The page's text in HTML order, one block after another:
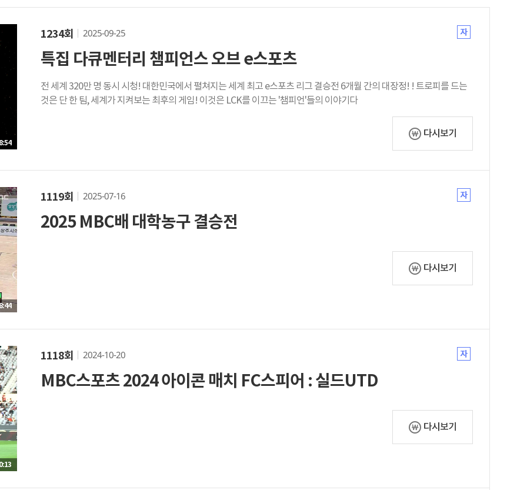
1234회 2025-09-25
특집 다큐멘터리 챔피언스 오브 e스포츠
전 세계 320만 명 동시 시청! 대한민국에서 펼쳐지는 세계 최고 e스포츠 리그 결승전 6개월 간의 대장정! ! 트로피를 드는
것은 단 한 팀, 세계가 지켜보는 최후의 게임! 이것은 LCK를 이끄는 '챔피언'들의 이야기다
다시보기
1119회 2025-07-16
2025 MBC배 대학농구 결승전
다시보기
1118회 2024-10-20
MBC스포츠 2024 아이콘 매치 FC스피어 : 실드UTD
다시보기